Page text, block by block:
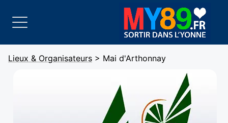
Lieux & Organisateurs > Mai d'Arthonnay